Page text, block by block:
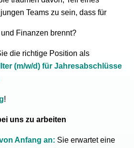
Teams zu sein, dass für
Finanzen brennt?
die richtige Position als
(m/w/d) für Jahresabschlüsse
!
uns zu arbeiten
Anfang an: Sie erwartet eine